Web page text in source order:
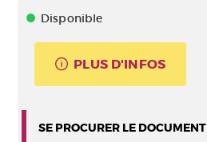
Disponible
PLUS D'INFOS
SE PROCURER LE DOCUMENT